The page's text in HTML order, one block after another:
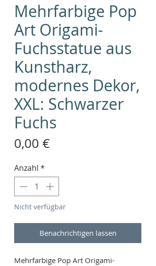
Mehrfarbige Pop
Art Origami-
Fuchsstatue aus
Kunstharz,
modernes Dekor,
XXL: Schwarzer
Fuchs
0,00 €Preis
Anzahl *
Nicht verfügbar
Benachrichtigen lassen
Mehrfarbige Pop Art Origami-